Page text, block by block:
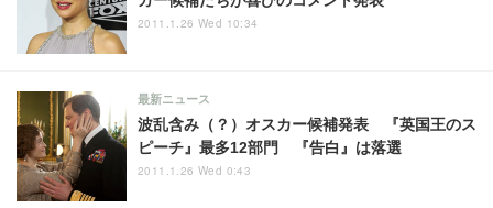
2011.1.26 Wed 10:34
波乱含み（？）オスカー候補発表 『英国王のス
ピーチ』最多12部門 『告白』は落選
最新ニュース
2011.1.26 Wed 0:43